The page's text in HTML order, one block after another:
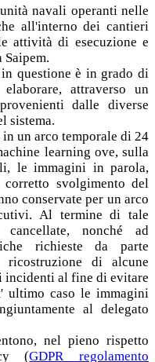
navali operanti nelle
all'interno dei cantieri
attività di esecuzione e
questione è in grado di
attraverso un
dalle diverse
sistema.
un arco temporale di 24
learning ove, sulla
le immagini in parola,
svolgimento del
conservate per un arco
Al termine di tale
nonché ad
richieste da parte
di alcune
incidenti al fine di evitare
ultimo caso le immagini
al delegato
nel pieno rispetto
(GDPR regolamento